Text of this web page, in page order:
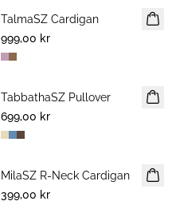
NYHET
TalmaSZ Cardigan
999,00 kr
NYHET
TabbathaSZ Pullover
699,00 kr
NYHET
2 FOR 700 NOK
MilaSZ R-Neck Cardigan
399,00 kr